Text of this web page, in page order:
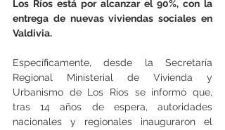
Los Ríos está por alcanzar el 90%, con la
entrega de nuevas viviendas sociales en
Valdivia.
Específicamente, desde la Secretaría
Regional Ministerial de Vivienda y
Urbanismo de Los Ríos se informó que,
tras 14 años de espera, autoridades
nacionales y regionales inauguraron el